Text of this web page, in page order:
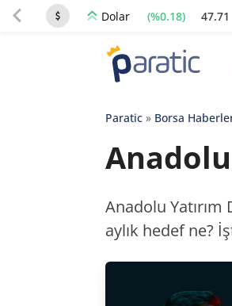
Dolar (%0.18) 47.71
Paratic» Borsa
Anadolu Yatırım
aylık hedef ne?